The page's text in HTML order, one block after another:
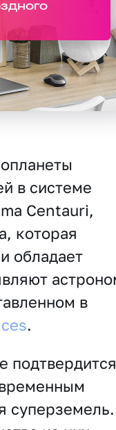
в системе
Centauri,
которая
обладает
в
.
суперземель.